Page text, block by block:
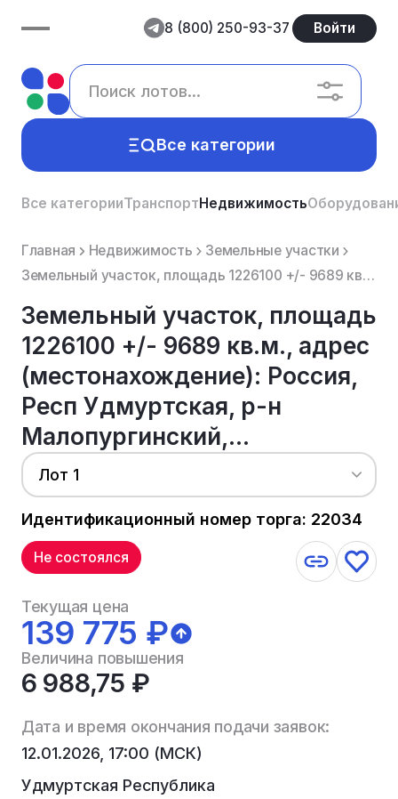
8 (800) 250-93-37 Войти
Все категории
Все категорииТранспортНедвижимость
Главная Недвижимость
Земельные участки
Земельный участок, площадь 1226100 +/- 9689 кв.м., адрес (местонахождение): Россия, Респ Удмуртская,...
Земельный участок, площадь
1226100 +/- 9689 кв.м., адрес
(местонахождение): Россия,
Респ Удмуртская, р-н
Малопургинский,...
Лот 1
Идентификационный номер торга: 22034
Не состоялся
Текущая цена
139 775 ₽
Величина повышения
6 988,75 ₽
Дата и время окончания подачи заявок:
12.01.2026, 17:00 (МСК)
Удмуртская Республика